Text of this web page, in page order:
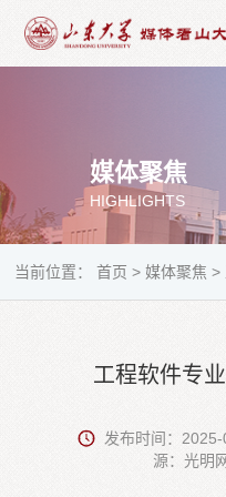
媒体聚焦
HIGHLIGHTS
当前位置：首页 > 媒体聚焦 >
工程软件专
发布时间：
源：光明